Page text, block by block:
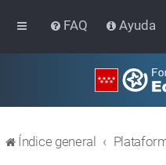
FAQ Ayuda
Índice general